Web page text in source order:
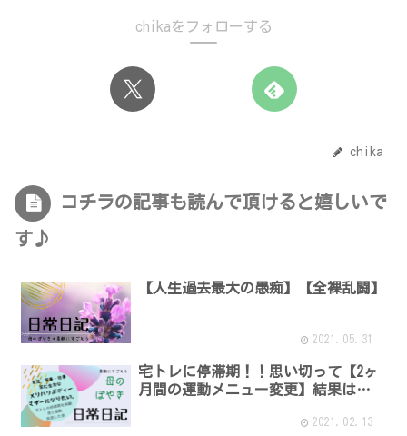
chikaをフォローする
chika
コチラの記事も読んで頂けると嬉しいで
す♪
【人生過去最大の愚痴】【全裸乱闘】
2021.05.31
宅トレに停滞期！！思い切って【2ヶ
月間の運動メニュー変更】結果は…
2021.02.13